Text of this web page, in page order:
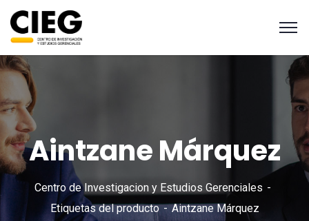
Aintzane Márquez
Centro de Investigacion y Estudios Gerenciales
Etiquetas del producto
Aintzane Márquez